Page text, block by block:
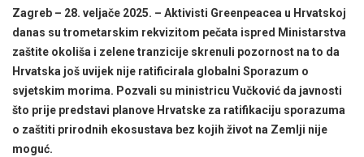
Zagreb – 28. veljače 2025. – Aktivisti Greenpeacea u Hrvatskoj
danas su trometarskim rekvizitom pečata ispred Ministarstva
zaštite okoliša i zelene tranzicije skrenuli pozornost na to da
Hrvatska još uvijek nije ratificirala globalni Sporazum o
svjetskim morima. Pozvali su ministricu Vučković da javnosti
što prije predstavi planove Hrvatske za ratifikaciju sporazuma
o zaštiti prirodnih ekosustava bez kojih život na Zemlji nije
moguć.